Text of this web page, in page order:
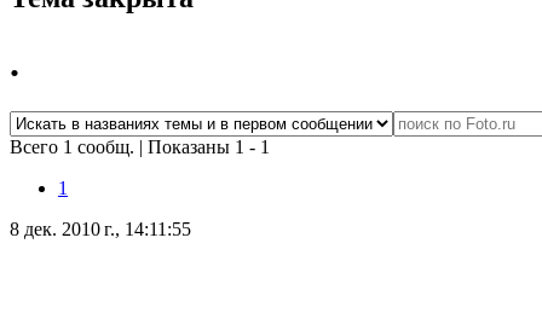
.
Всего 1 сообщ. | Показаны 1 - 1
1
8 дек. 2010 г., 14:11:55